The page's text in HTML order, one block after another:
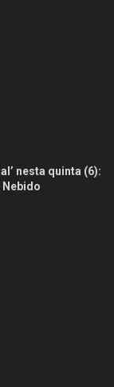
nesta quinta (6):